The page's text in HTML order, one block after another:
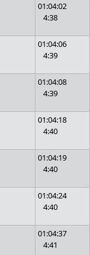
01:04:02
4:38
01:04:06
4:39
01:04:08
4:39
01:04:18
4:40
01:04:19
4:40
01:04:24
4:40
01:04:37
4:41